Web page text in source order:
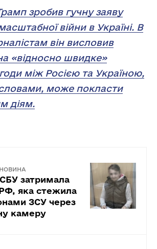
зробив гучну заяву
війни в Україні. В
він висловив
«відносно швидке»
між Росією та Україною,
може покласти
діям.
затримала
яка стежила
ЗСУ через
камеру